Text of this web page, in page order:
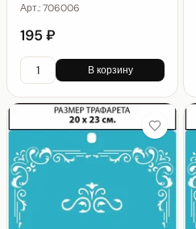
Арт.:706006
195 ₽
В корзину